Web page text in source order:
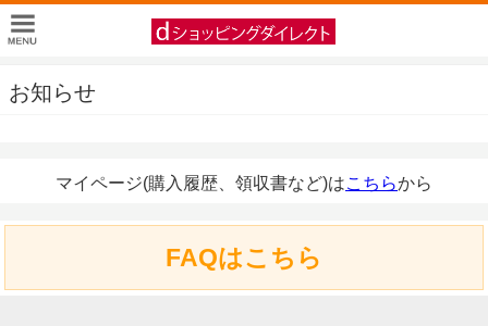
お知らせ
マイページ(購入履歴、領収書など)はこちらから
FAQはこちら